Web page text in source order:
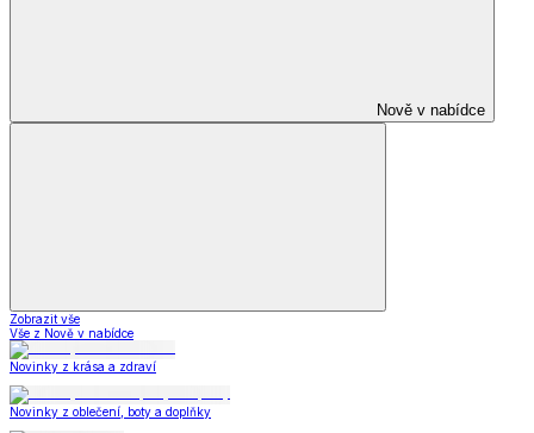
Nově v nabídce
Zobrazit vše
Vše z Nově v nabídce
Novinky z krása a zdraví
Novinky z oblečení, boty a doplňky